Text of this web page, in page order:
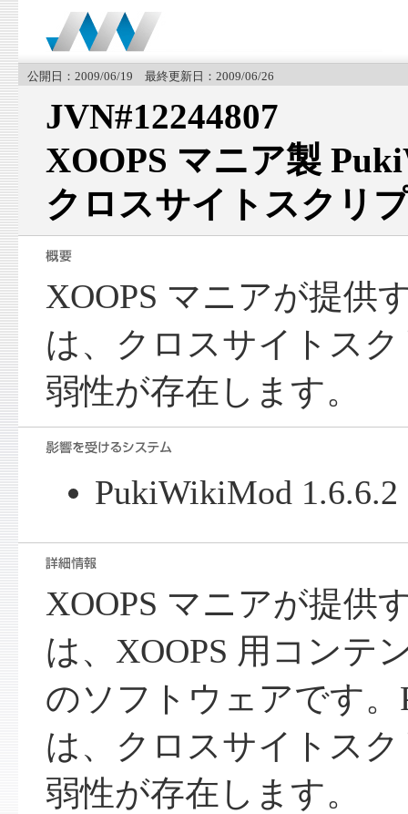
公開日：2009/06/19 最終更新日：2009/06/26
JVN#12244807
XOOPS マニア製
クロスサイトスクリ
XOOPS マニアが提供
は、クロスサイトス
弱性が存在します。
PukiWikiMod
XOOPS マニアが提供
は、XOOPS 用コンテ
のソフトウェアです
は、クロスサイトス
弱性が存在します。